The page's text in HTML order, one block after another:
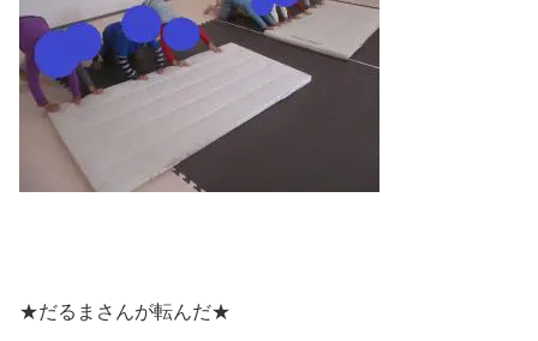
★だるまさんが転んだ★